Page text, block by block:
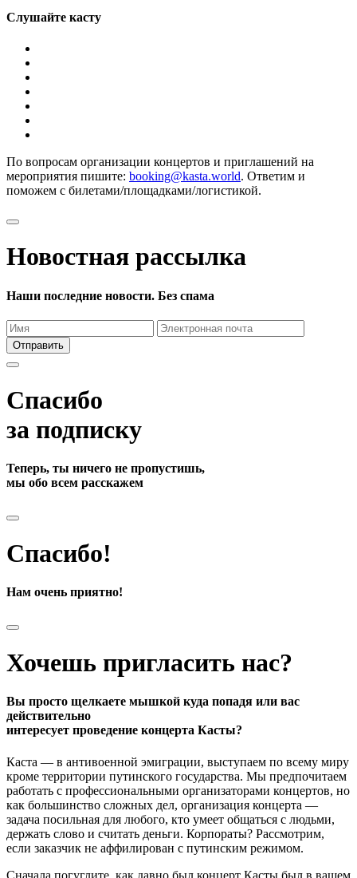
Слушайте касту
По вопросам организации концертов и приглашений на
мероприятия пишите: booking@kasta.world. Ответим и
поможем с билетами/площадками/логистикой.
Новостная рассылка
Наши последние новости. Без спама
Отправить
Спасибо
за подписку
Теперь, ты ничего не пропустишь,
мы обо всем расскажем
Спасибо!
Нам очень приятно!
Хочешь пригласить нас?
Вы просто щелкаете мышкой куда попадя или вас
действительно
интересует проведение концерта Касты?
Каста — в антивоенной эмиграции, выступаем по всему миру
кроме территории путинского государства. Мы предпочитаем
работать с профессиональными организаторами концертов, но
как большинство сложных дел, организация концерта —
задача посильная для любого, кто умеет общаться с людьми,
держать слово и считать деньги. Корпораты? Рассмотрим,
если заказчик не аффилирован с путинским режимом.
Сначала погуглите, как давно был концерт Касты был в вашем